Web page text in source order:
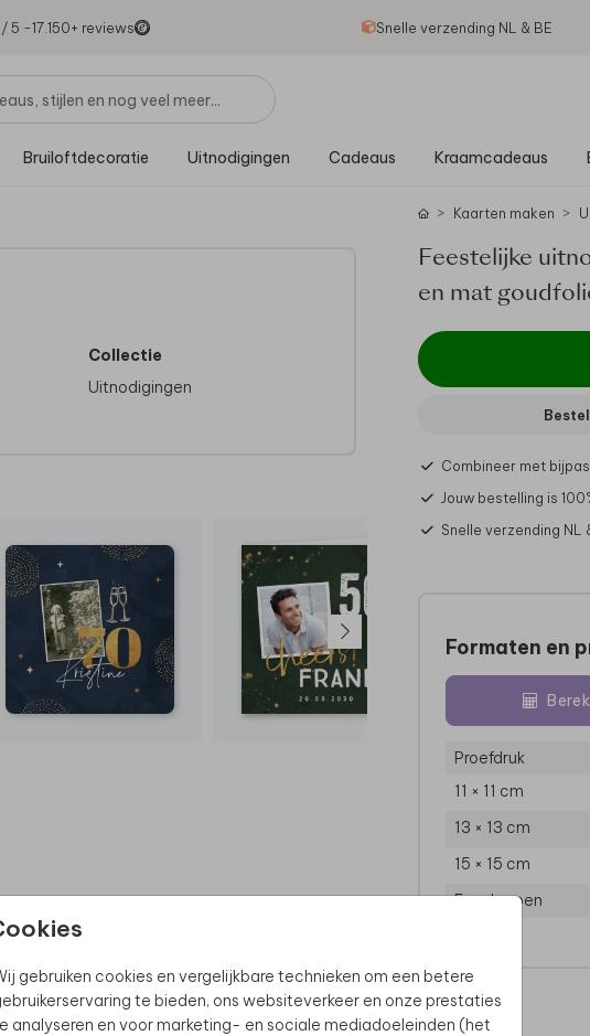
/ 5 -17.150+ reviews Snelle verzending NL & BE
Bruiloftdecoratie Uitnodigingen Cadeaus Kraamcadeaus
gebruiken cookies en vergelijkbare technieken om een betere
te bieden, ons websiteverkeer en onze prestaties
analyseren en voor marketing- en sociale mediadoeleinden (het
Collectie
Uitnodigingen
Kaarten maken
Feestelijke
en mat
Combineer met
Jouw bestelling is
Snelle verzending NL
Formaten en
Proefdruk
11 × 11 cm
13 × 13 cm
15 × 15 cm
Enveloppen